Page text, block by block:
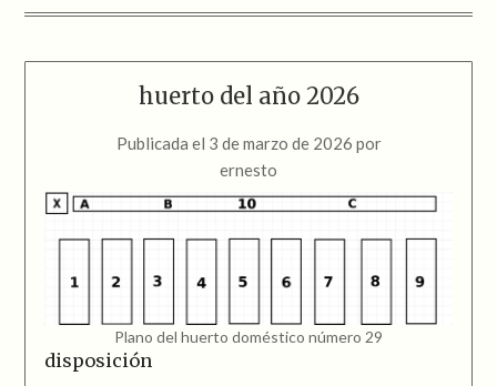
huerto del año 2026
Publicada el 3 de marzo de 2026 por
ernesto
Plano del huerto doméstico número 29
disposición